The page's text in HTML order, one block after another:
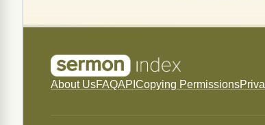
About UsFAQAPI Copying Permissions